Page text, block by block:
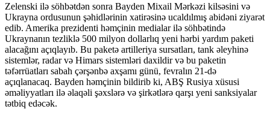
Zelenski ilə söhbətdən sonra Bayden Mixail Mərkəzi kilsəsini və
Ukrayna ordusunun şəhidlərinin xatirəsinə ucaldılmış abidəni ziyarət
edib. Amerika prezidenti həmçinin medialar ilə söhbətində
Ukraynanın tezliklə 500 milyon dollarlıq yeni hərbi yardım paketi
alacağını açıqlayıb. Bu paketə artilleriya sursatları, tank əleyhinə
sistemlər, radar və Himars sistemləri daxildir və bu paketin
təfərrüatları sabah çərşənbə axşamı günü, fevralın 21-də
açıqlanacaq. Bayden həmçinin bildirib ki, ABŞ Rusiya xüsusi
əməliyyatları ilə əlaqəli şəxslərə və şirkətlərə qarşı yeni sanksiyalar
tətbiq edəcək.